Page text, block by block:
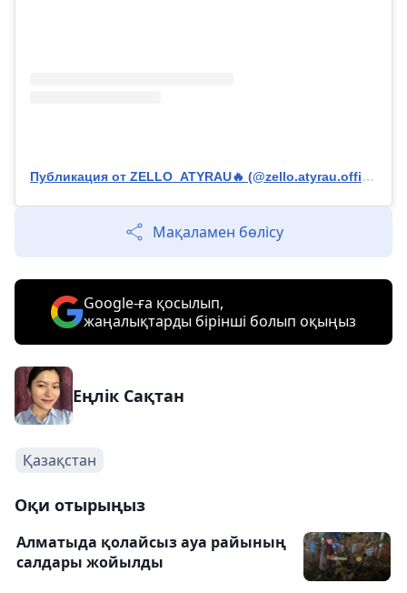
Публикация от ZELLO_ATYRAU🔥 (@zello.atyrau.official)
Мақаламен бөлісу
Google-ға қосылып,
жаңалықтарды бірінші болып оқыңыз
Еңлік Сақтан
Қазақстан
Оқи отырыңыз
Алматыда қолайсыз ауа райының
салдары жойылды